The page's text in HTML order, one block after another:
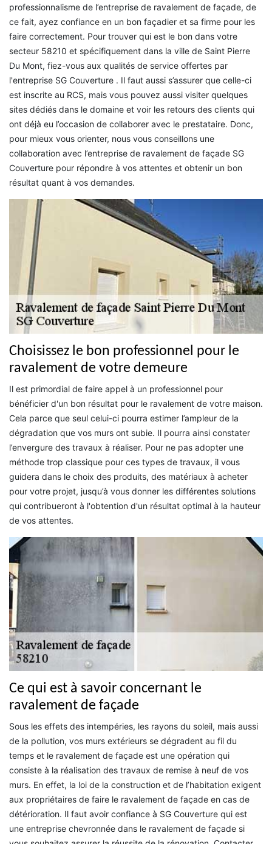
professionnalisme de l’entreprise de ravalement de façade, de
ce fait, ayez confiance en un bon façadier et sa firme pour les
faire correctement. Pour trouver qui est le bon dans votre
secteur 58210 et spécifiquement dans la ville de Saint Pierre
Du Mont, fiez-vous aux qualités de service offertes par
l'entreprise SG Couverture . Il faut aussi s’assurer que celle-ci
est inscrite au RCS, mais vous pouvez aussi visiter quelques
sites dédiés dans le domaine et voir les retours des clients qui
ont déjà eu l’occasion de collaborer avec le prestataire. Donc,
pour mieux vous orienter, nous vous conseillons une
collaboration avec l’entreprise de ravalement de façade SG
Couverture pour répondre à vos attentes et obtenir un bon
résultat quant à vos demandes.
Choisissez le bon professionnel pour le
ravalement de votre demeure
Il est primordial de faire appel à un professionnel pour
bénéficier d'un bon résultat pour le ravalement de votre maison.
Cela parce que seul celui-ci pourra estimer l’ampleur de la
dégradation que vos murs ont subie. Il pourra ainsi constater
l’envergure des travaux à réaliser. Pour ne pas adopter une
méthode trop classique pour ces types de travaux, il vous
guidera dans le choix des produits, des matériaux à acheter
pour votre projet, jusqu’à vous donner les différentes solutions
qui contribueront à l'obtention d'un résultat optimal à la hauteur
de vos attentes.
Ce qui est à savoir concernant le
ravalement de façade
Sous les effets des intempéries, les rayons du soleil, mais aussi
de la pollution, vos murs extérieurs se dégradent au fil du
temps et le ravalement de façade est une opération qui
consiste à la réalisation des travaux de remise à neuf de vos
murs. En effet, la loi de la construction et de l’habitation exigent
aux propriétaires de faire le ravalement de façade en cas de
détérioration. Il faut avoir confiance à SG Couverture qui est
une entreprise chevronnée dans le ravalement de façade si